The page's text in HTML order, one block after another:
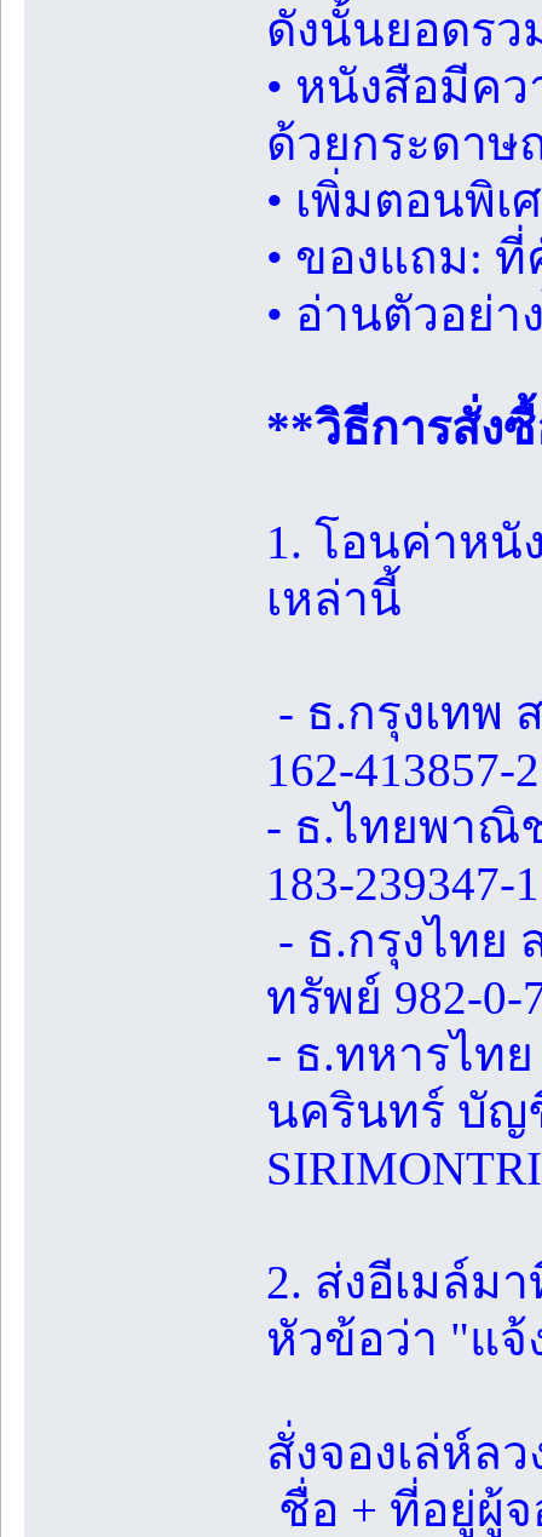
ดังนั้นยอดรว
• หนังสือมีค
ด้วยกระดาษ
• เพิ่มตอนพิเ
• ของแถม:
• อ่านตัวอย่
**วิธีการสั่ง
1. โอนค่าหนั
เหล่านี้
- ธ.กรุงเทพ
162-
- ธ.ไทยพาณิ
183-
- ธ.กรุงไทย
ทรัพย์ 982-0-
- ธ.ทหารไท
นครินทร์ บัญ
SIRIMONTRI
2. ส่งอีเมล์ม
หัวข้อว่า "แจ้
สั่งจองเล่ห์ล
ชื่อ + ที่อยู่ผู้